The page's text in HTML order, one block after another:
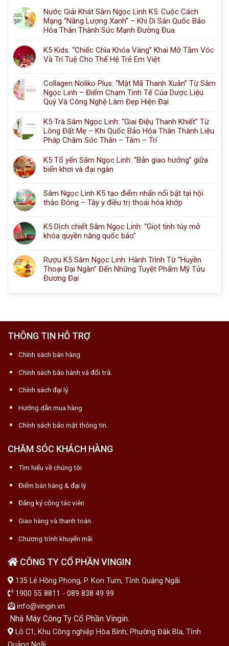
Nước Giải Khát Sâm Ngọc Linh K5: Cuộc Cách
Mạng “Năng Lượng Xanh” – Khi Di Sản Quốc Bảo
Hóa Thân Thành Sức Mạnh Đường Đua
K5 Kids: “Chiếc Chìa Khóa Vàng” Khai Mở Tầm Vóc
Và Trí Tuệ Cho Thế Hệ Trẻ Em Việt
Collagen Noliko Plus: “Mật Mã Thanh Xuân” Từ Sâm
Ngọc Linh – Điểm Chạm Tinh Tế Của Dược Liệu
Quý Và Công Nghệ Làm Đẹp Hiện Đại
K5 Trà Sâm Ngọc Linh: “Giai Điệu Thanh Khiết” Từ
Lòng Đất Mẹ – Khi Quốc Bảo Hóa Thân Thành Liệu
Pháp Chăm Sóc Thân – Tâm – Trí
K5 Tổ yến Sâm Ngọc Linh: “Bản giao hưởng” giữa
biển khơi và đại ngàn
Sâm Ngọc Linh K5 tạo điểm nhấn nổi bật tại hội
thảo Đông – Tây y điều trị thoái hóa khớp
K5 Dịch chiết Sâm Ngọc Linh: “Giọt tinh túy mở
khóa quyền năng quốc bảo”
Rượu K5 Sâm Ngọc Linh: Hành Trình Từ “Huyền
Thoại Đại Ngàn” Đến Những Tuyệt Phẩm Mỹ Tửu
Đương Đại
THÔNG TIN HỖ TRỢ
Chính sách bán hàng.
Chính sách bảo hành và đổi trả.
Chính sách đại lý.
Hướng dẫn mua hàng
Chính sách bảo mật thông tin.
CHĂM SÓC KHÁCH HÀNG
Tìm hiểu về chúng tôi
Điểm bán hàng & đại lý
Đăng ký cộng tác viên
Giao hàng và thanh toán.
Chương trình khuyến mãi
CÔNG TY CỔ PHẦN VINGIN
135 Lê Hồng Phong, P. Kon Tum, Tỉnh Quảng Ngãi
1900 55 8811 - 089 838 49 99
info@vingin.vn
Nhà Máy Công Ty Cổ Phần Vingin.
Lô C1, Khu Công nghiệp Hòa Bình, Phường Đăk Bla, Tỉnh